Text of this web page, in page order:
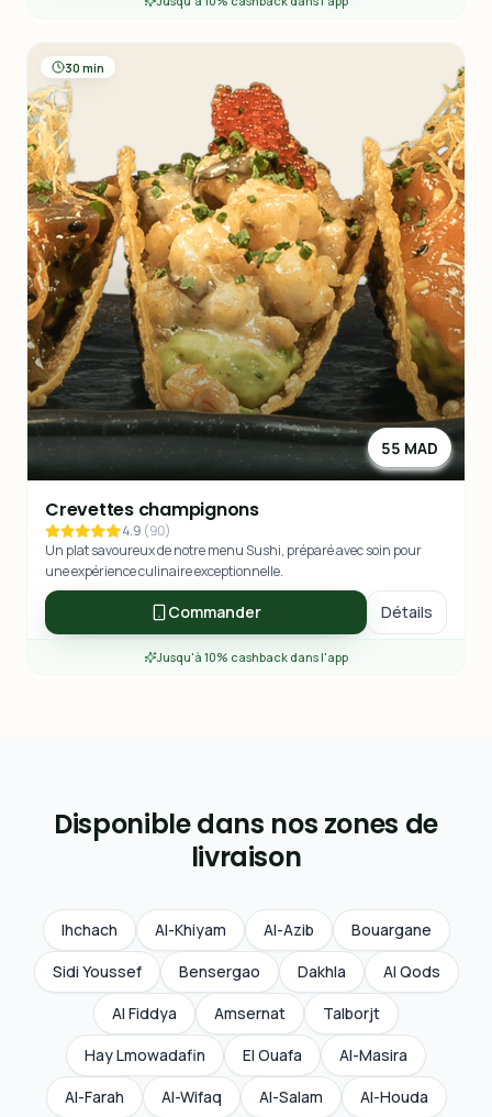
30 min
55 MAD
Crevettes champignons
4.9 (90)
Un plat savoureux de notre menu Sushi, préparé avec soin pour
une expérience culinaire exceptionnelle.
Commander Détails
Jusqu'à 10% cashback dans l'app
Disponible dans nos zones de
livraison
Ihchach Al-Khiyam Al-Azib
Bouargane
Sidi Youssef
Bensergao Dakhla
Al Qods
Al Fiddya
Amsernat
Talborjt
Hay Lmowadafin
El Ouafa
Al-Masira
Al-Farah
Al-Wifaq Al-Salam
Al-Houda